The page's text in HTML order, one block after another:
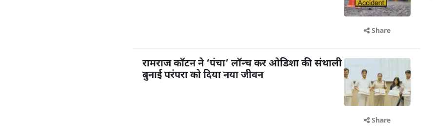
Share
रामराज कॉटन ने ‘पंचा’ लॉन्च कर ओडिशा की संथाली
बुनाई परंपरा को दिया नया जीवन
Share